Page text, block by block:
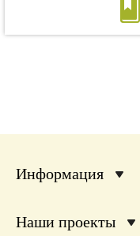
Информация
Наши проекты